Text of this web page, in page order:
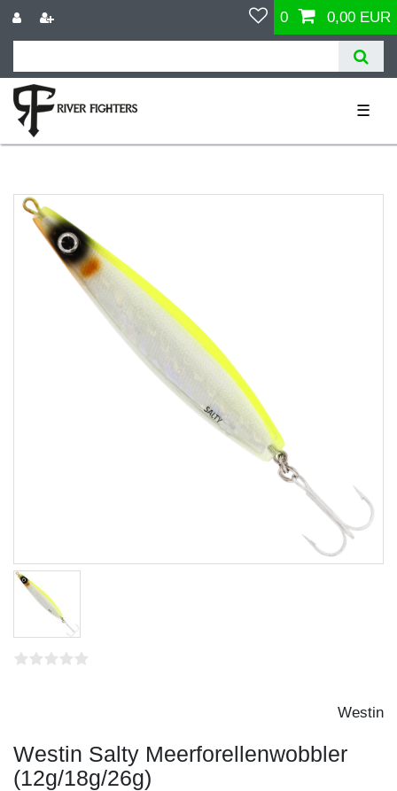
0 0,00 EUR
☰
Westin
Westin Salty Meerforellenwobbler
(12g/18g/26g)